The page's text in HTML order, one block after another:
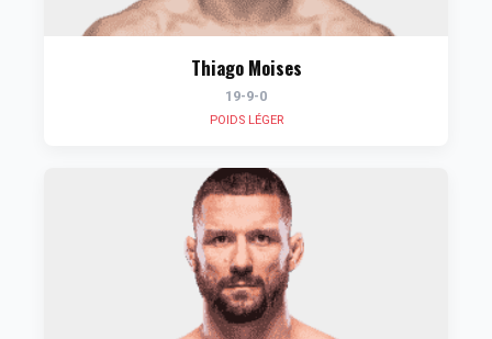
Thiago Moises
19-9-0
POIDS LÉGER